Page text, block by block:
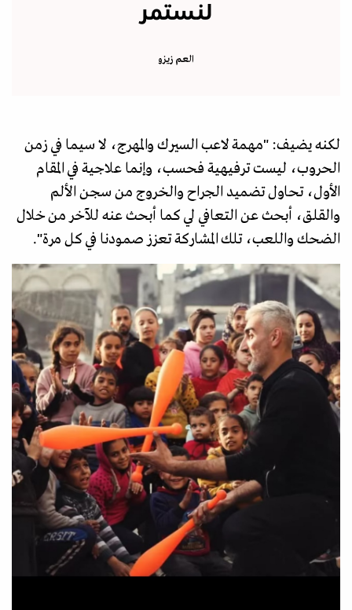
لنستمر
العم زيزو
لكنه يضيف: "مهمة لاعب السيرك والمهرج، لا سيما في زمن
الحروب، ليست ترفيهية فحسب، وإنما علاجية في المقام
الأول، تحاول تضميد الجراح والخروج من سجن الألم
والقلق، أبحث عن التعافي لي كما أبحث عنه للآخر من خلال
الضحك واللعب، تلك المشاركة تعزز صمودنا في كل مرة".